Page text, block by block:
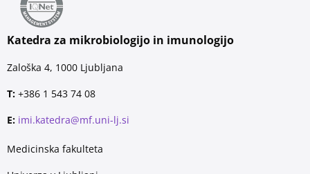
Katedra za mikrobiologijo in imunologijo
Zaloška 4, 1000 Ljubljana
T: +386 1 543 74 08
E: imi.katedra@mf.uni-lj.si
Medicinska fakulteta